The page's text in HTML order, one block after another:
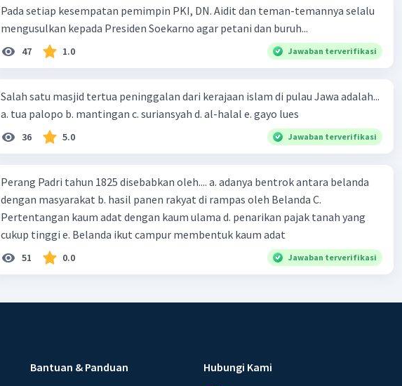
Beri Rating Balas
Pada setiap kesempatan pemimpin PKI, DN. Aidit dan teman-temannya selalu
mengusulkan kepada Presiden Soekarno agar petani dan buruh...
47 1.0 Jawaban terverifikasi
Salah satu masjid tertua peninggalan dari kerajaan islam di pulau Jawa adalah...
a. tua palopo b. mantingan c. suriansyah d. al-halal e. gayo lues
36 5.0 Jawaban terverifikasi
Perang Padri tahun 1825 disebabkan oleh.... a. adanya bentrok antara belanda
dengan masyarakat b. hasil panen rakyat di rampas oleh Belanda C.
Pertentangan kaum adat dengan kaum ulama d. penarikan pajak tanah yang
cukup tinggi e. Belanda ikut campur membentuk kaum adat
51 0.0 Jawaban terverifikasi
Bantuan & Panduan Hubungi Kami